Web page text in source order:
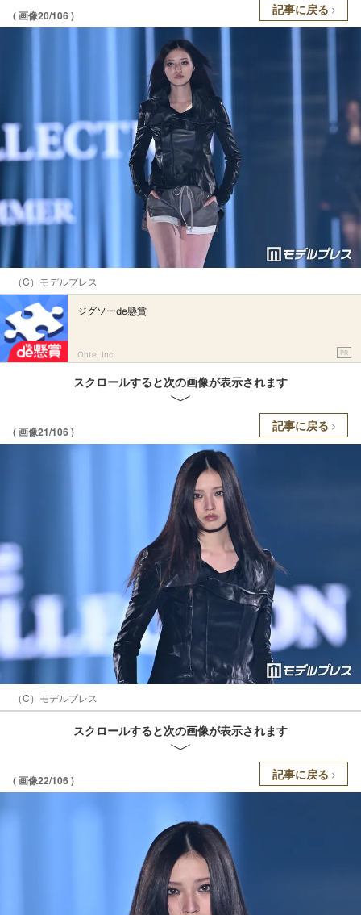
( 画像20/106 ) 記事に戻る
（C）モデルプレス
ジグソーde懸賞
Ohte, Inc. PR
スクロールすると次の画像が表示されます
( 画像21/106 ) 記事に戻る
（C）モデルプレス
スクロールすると次の画像が表示されます
( 画像22/106 ) 記事に戻る